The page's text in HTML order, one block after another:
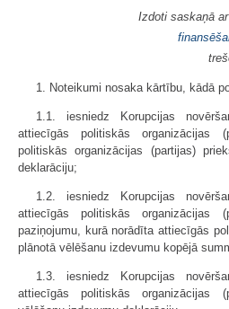
Izdoti saskaņā ar
1. Noteikumi nosaka kārtību, kādā
1.1. iesniedz Korupcijas
attiecīgās politiskās organizācijas
politiskās organizācijas (partijas)
deklarāciju;
1.2. iesniedz Korupcijas
attiecīgās politiskās organizācijas
paziņojumu, kurā norādīta attiecīgās
plānotā vēlēšanu izdevumu kopējā
1.3. iesniedz Korupcijas
attiecīgās politiskās organizācijas